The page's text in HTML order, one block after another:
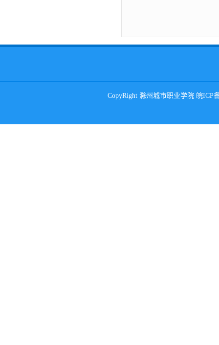
CopyRight 滁州城市职业学院 皖ICP